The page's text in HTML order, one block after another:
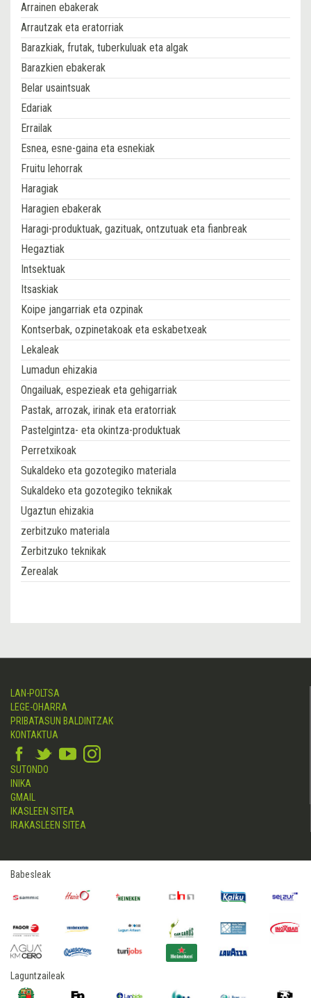
Arrainen ebakerak
Arrautzak eta eratorriak
Barazkiak, frutak, tuberkuluak eta algak
Barazkien ebakerak
Belar usaintsuak
Edariak
Errailak
Esnea, esne-gaina eta esnekiak
Fruitu lehorrak
Haragiak
Haragien ebakerak
Haragi-produktuak, gazituak, ontzutuak eta fianbreak
Hegaztiak
Intsektuak
Itsaskiak
Koipe jangarriak eta ozpinak
Kontserbak, ozpinetakoak eta eskabetxeak
Lekaleak
Lumadun ehizakia
Ongailuak, espezieak eta gehigarriak
Pastak, arrozak, irinak eta eratorriak
Pastelgintza- eta okintza-produktuak
Perretxikoak
Sukaldeko eta gozotegiko materiala
Sukaldeko eta gozotegiko teknikak
Ugaztun ehizakia
zerbitzuko materiala
Zerbitzuko teknikak
Zerealak
LAN-POLTSA
LEGE-OHARRA
PRIBATASUN BALDINTZAK
KONTAKTUA
SUTONDO
INIKA
GMAIL
IKASLEEN SITEA
IRAKASLEEN SITEA
Babesleak
Laguntzaileak